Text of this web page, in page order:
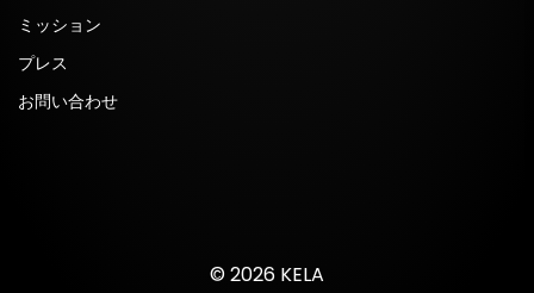
ミッション
プレス
お問い合わせ
© 2026 KELA